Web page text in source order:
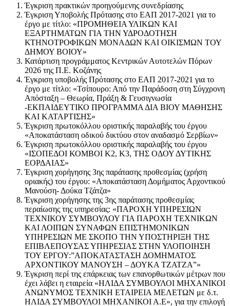
Έγκριση πρακτικών προηγούμενης συνεδρίασης
Έγκριση Υποβολής Πρότασης στο ΕΑΠ 2017-2021 για το
έργο με τίτλο: «ΠΡΟΜΗΘΕΙΑ ΥΛΙΚΩΝ ΚΑΙ
ΕΞΑΡΤΗΜΑΤΩΝ ΓΙΑ ΤΗΝ ΥΔΡΟΔΟΤΗΣΗ
ΚΤΗΝΟΤΡΟΦΙΚΩΝ ΜΟΝΑΔΩΝ ΚΑΙ ΟΙΚΙΣΜΩΝ ΤΟΥ
ΔΗΜΟΥ ΒΟΙΟΥ»
Κατάρτιση προγράμματος Κεντρικών Αυτοτελών Πόρων
2026 της Π.Ε. Κοζάνης
Έγκριση υποβολής Πρότασης στο ΕΑΠ 2017-2021 για το
έργο με τίτλο: «Τσίπουρο: Από την Παράδοση στη Σύγχρονη
Απόσταξη – Θεωρία, Πράξη & Γευσιγνωσία
-ΕΚΠΑΙΔΕΥΤΙΚΟ ΠΡΟΓΡΑΜΜΑ ΔΙΑ ΒΙΟΥ ΜΑΘΗΣΗΣ
ΚΑΙ ΚΑΤΑΡΤΙΣΗΣ»
Έγκριση πρωτοκόλλου οριστικής παραλαβής του έργου
«Αποκατάσταση οδικού δικτύου στον αναδασμό Σερβίων»
Έγκριση πρωτοκόλλου οριστικής παραλαβής του έργου
«ΙΣΟΠΕΔΟΙ ΚΟΜΒΟΙ Κ2, Κ3, ΤΗΣ ΟΔΟΥ ΔΥΤΙΚΗΣ
ΕΟΡΔΑΙΑΣ»
Έγκριση χορήγησης 3ης παράτασης προθεσμίας (χρήση
οριακής) του έργου: «Αποκατάσταση Δομήματος Αρχοντικού
Μανούση- Δούκα Τζάτζα»
Έγκριση χορήγησης της 3ης παράτασης προθεσμίας
περαίωσης της υπηρεσίας: «ΠΑΡΟΧΗ ΥΠΗΡΕΣΙΩΝ
ΤΕΧΝΙΚΟΥ ΣΥΜΒΟΥΛΟΥ ΓΙΑ ΠΑΡΟΧΗ ΤΕΧΝΙΚΩΝ
ΚΑΙ ΛΟΙΠΩΝ ΣΥΝΑΦΩΝ ΕΠΙΣΤΗΜΟΝΙΚΩΝ
ΥΠΗΡΕΣΙΩΝ ΜΕ ΣΚΟΠΟ ΤΗΝ ΥΠΟΣΤΗΡΙΞΗ ΤΗΣ
ΕΠΙΒΛΕΠΟΥΣΑΣ ΥΠΗΡΕΣΙΑΣ ΣΤΗΝ ΥΛΟΠΟΙΗΣΗ
ΤΟΥ ΕΡΓΟΥ:”ΑΠΟΚΑΤΑΣΤΑΣΗ ΔΟΜΗΜΑΤΟΣ
ΑΡΧΟΝΤΙΚΟΥ ΜΑΝΟΥΣΗ – ΔΟΥΚΑ ΤΖΑΤΖΑ”»
Έγκριση περί της επάρκειας των επανορθωτικών μέτρων που
έχει λάβει η εταιρεία «ΗΛΙΔΑ ΣΥΜΒΟΥΛΟΙ ΜΗΧΑΝΙΚΟΙ
ΑΝΩΝΥΜΟΣ ΤΕΧΝΙΚΗ ΕΤΑΙΡΕΙΑ ΜΕΛΕΤΩΝ με δ.τ.
ΗΛΙΔΑ ΣΥΜΒΟΥΛΟΙ ΜΗΧΑΝΙΚΟΙ Α.Ε», για την επιλογή